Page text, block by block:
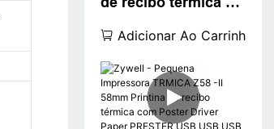
velocidade Zywell
Z58 -II 2inch Ticket
Printer com WiFi
USB+WiFi
Adicionar Ao Carrinho